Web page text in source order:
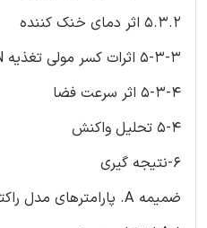
5.3.2 اثر دمای خنک کننده
5-3-3 اثرات کسر مولی تغذیه EN
5-3-4 اثر سرعت فضا
5-4 تحلیل واکنش
6-نتیجه گیری
ضمیمه A. پارامترهای مدل راکتور